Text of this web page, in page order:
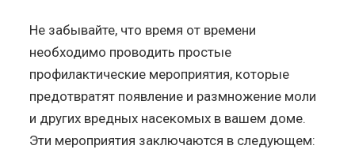
Не забывайте, что время от времени
необходимо проводить простые
профилактические мероприятия, которые
предотвратят появление и размножение моли
и других вредных насекомых в вашем доме.
Эти мероприятия заключаются в следующем: